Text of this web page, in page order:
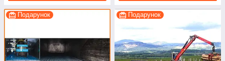
Подарунок Подарунок